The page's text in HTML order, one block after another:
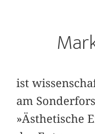
ist
am
»Ästhetische